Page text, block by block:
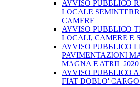
AVVISO PUBBLICO
LOCALE
CAMERE
AVVISO PUBBLICO
LOCALI, CAMERE E
AVVISO PUBBLICO
PAVIMENTAZIONI
MAGNA E ATRII_2020
AVVISO PUBBLICO
FIAT DOBLO'